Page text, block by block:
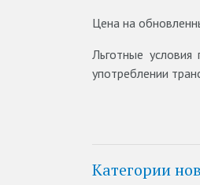
Цена на
Льготные
употреблении
Категории